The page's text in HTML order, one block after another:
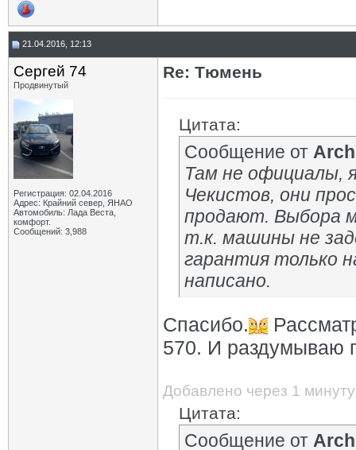
21.04.2016, 12:13
Сергей 74
Продвинутый
Регистрация: 02.04.2016
Адрес: Крайний север, ЯНАО
Автомобиль: Лада Веста,
комфорт.
Сообщений: 3,988
Re: Тюмень
Цитата:
Сообщение от
Там не официалы,
Чекистов, они
продают. Выбора
т.к. машины не
гарантия только
написано.
Спасибо.
570. И раздумываю
Добавлено через 1 минуту
Цитата:
Сообщение от